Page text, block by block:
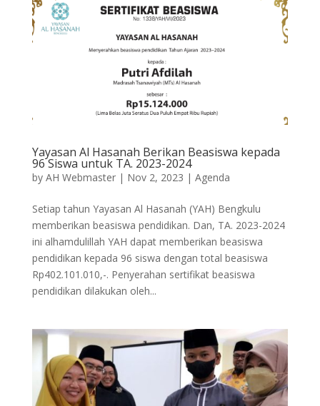
Yayasan Al Hasanah Berikan Beasiswa kepada
96 Siswa untuk TA. 2023-2024
by AH Webmaster| Nov 2, 2023 | Agenda
Setiap tahun Yayasan Al Hasanah (YAH) Bengkulu
memberikan beasiswa pendidikan. Dan, TA. 2023-2024
ini alhamdulillah YAH dapat memberikan beasiswa
pendidikan kepada 96 siswa dengan total beasiswa
Rp402.101.010,-. Penyerahan sertifikat beasiswa
pendidikan dilakukan oleh...